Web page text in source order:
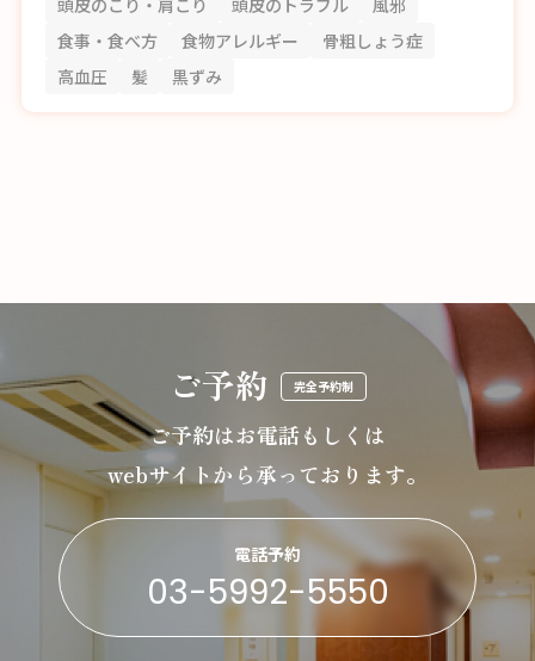
食事・食べ方
食物アレルギー
骨粗しょう症
高血圧
髪 黒ずみ
ご予約 完全予約制
ご予約はお電話もしくは
webサイトから承っております。
電話予約
03-5992-5550